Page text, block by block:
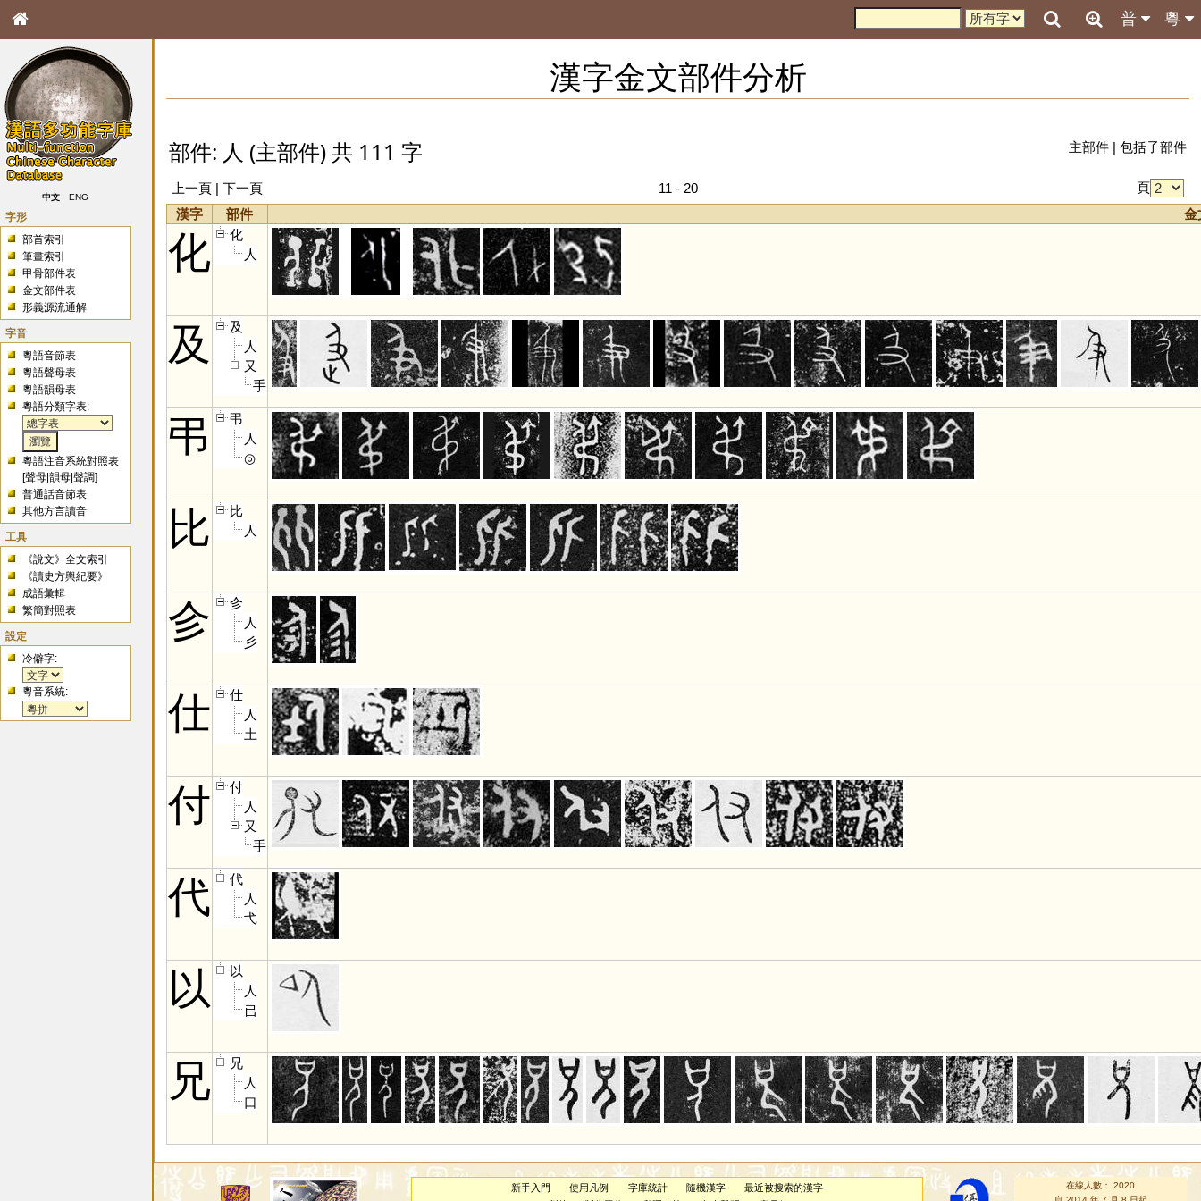
粵
普
中文 ENG
字形
部首索引
筆畫索引
甲骨部件表
金文部件表
形義源流通解
字音
粵語音節表
粵語聲母表
粵語韻母表
粵語分類字表:
粵語注音系統對照表
[聲母 |韻母 |聲調]
普通話音節表
其他方言讀音
工具
《說文》全文索引
《讀史方輿紀要》
成語彙輯
繁簡對照表
設定
冷僻字:
粵音系統:
漢字金文部件分析
部件: 人 (主部件) 共 111 字 主部件| 包括子部件
上一頁| 下一頁 11 - 20
頁
漢字
部件 金
化
化
人
及
及
人
又
手
弔
弔
人
◎
比
比
人
㐱
㐱
人
彡
仕
仕
人
土
付
付
人
又
手
代
代
人
弋
以
以
人
㠯
兄
兄
人
口
新手入門 使用凡例 字庫統計 隨機漢字
最近被搜索的漢字
在線人數： 2020